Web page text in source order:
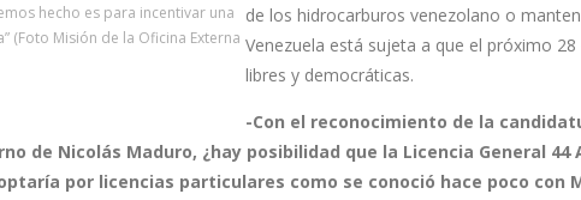
hecho es para incentivar una
(Foto Misión de la Oficina Externa
de los hidrocarburos venezolano o
Venezuela está sujeta a que el próximo
libres y democráticas.
-Con el reconocimiento de la
de Nicolás Maduro, ¿hay posibilidad que la Licencia General 44
por licencias particulares como se conoció hace poco con